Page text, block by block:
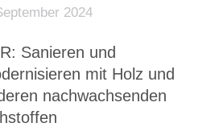
2024
Sanieren und
mit Holz und
nachwachsenden